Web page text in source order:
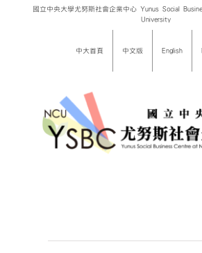
國立中央大學尤努斯社會企業中心 Yunus Social
University
中大首頁 中文版 English